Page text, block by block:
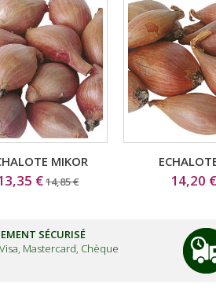
MIKOR
€14,85 € 14,20 €
SÉCURISÉ
Mastercard, Chèque